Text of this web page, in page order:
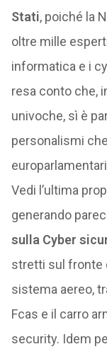
Stati, poiché la
oltre mille
informatica e i
resa conto che,
univoche, sì è
personalismi
Vedi l’ultima
generando
sulla Cyber
stretti sul fronte
sistema aereo,
Fcas e il carro
security. Idem